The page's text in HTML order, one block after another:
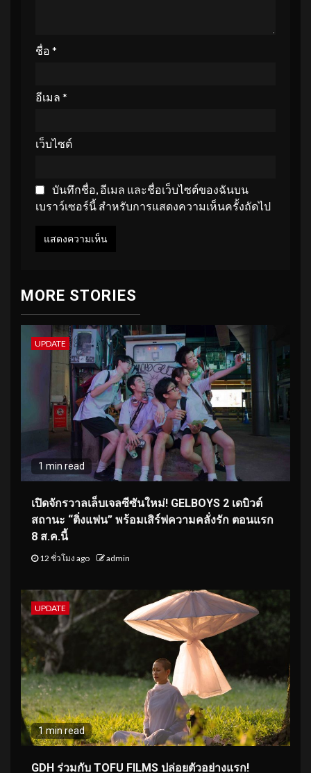
ชื่อ *
อีเมล *
เว็บไซต์
บันทึกชื่อ, อีเมล และชื่อเว็บไซต์ของฉันบน
เบราว์เซอร์นี้ สำหรับการแสดงความเห็นครั้งถัดไป
MORE STORIES
UPDATE
1 min read
เปิดจักรวาลเล็บเจลซีซันใหม่! GELBOYS 2 เดบิวต์
สถานะ “ติ่งแฟน” พร้อมเสิร์ฟความคลั่งรัก ตอนแรก
8 ส.ค.นี้
12 ชั่วโมง ago admin
UPDATE
1 min read
GDH ร่วมกับ TOFU FILMS ปล่อยตัวอย่างแรก!